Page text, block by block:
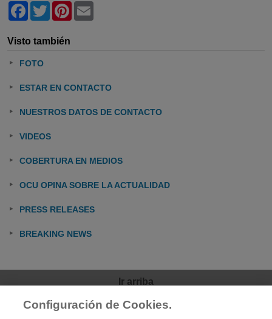
Facebook
TwitterPinterest
Visto también
FOTO
ESTAR EN CONTACTO
NUESTROS DATOS DE CONTACTO
VIDEOS
COBERTURA EN MEDIOS
OCU OPINA SOBRE LA ACTUALIDAD
PRESS RELEASES
BREAKING NEWS
Ir arriba
OCUConfiguración de Cookies.